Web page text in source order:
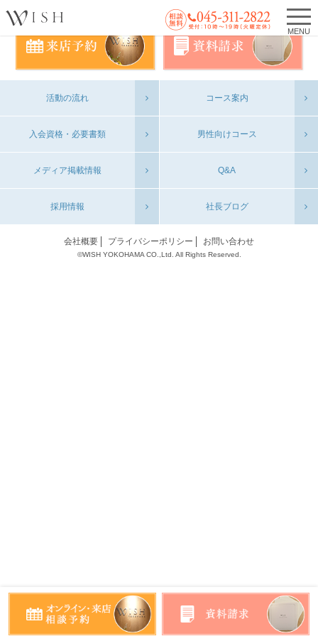
MENU
活動の流れ コース案内
入会資格・必要書類 男性向けコース
メディア掲載情報 Q&A
採用情報 社長ブログ
会社概要 プライバシーポリシー お問い合わせ
©WISH YOKOHAMA CO.,Ltd. All Rights Reserved.